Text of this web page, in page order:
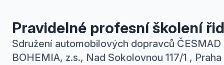
Pravidelné profesní školení
Sdružení automobilových dopravců ČESMAD
BOHEMIA, z.s., Nad Sokolovnou 117/1 ,